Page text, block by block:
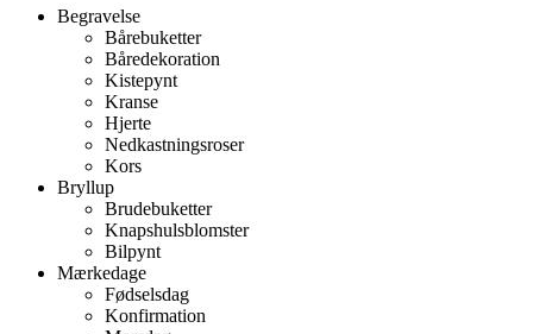
Begravelse
Bårebuketter
Båredekoration
Kistepynt
Kranse
Hjerte
Nedkastningsroser
Kors
Bryllup
Brudebuketter
Knapshulsblomster
Bilpynt
Mærkedage
Fødselsdag
Konfirmation